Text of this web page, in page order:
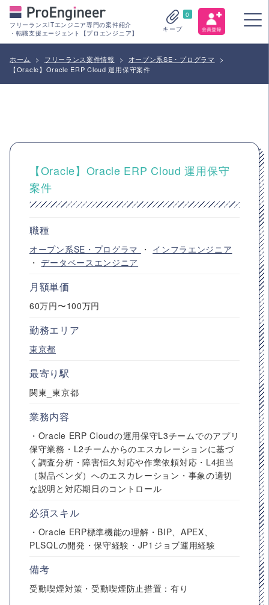
フリーランスITエンジニア専門の案件紹介
・転職支援エージェント【プロエンジニア】
0
キープ
ホーム > フリーランス案件情報 > オープン系SE・プログラマ
>
【Oracle】Oracle ERP Cloud 運用保守案件
【Oracle】Oracle ERP Cloud 運用保守
案件
職種
オープン系SE・プログラマ ・ インフラエンジニア
・データベースエンジニア
月額単価
60万円〜100万円
勤務エリア
東京都
最寄り駅
関東_東京都
業務内容
・Oracle ERP Cloudの運用保守L3チームでのアプリ
保守業務・L2チームからのエスカレーションに基づ
く調査分析・障害恒久対応や作業依頼対応・L4担当
（製品ベンダ）へのエスカレーション・事象の適切
な説明と対応期日のコントロール
必須スキル
・Oracle ERP標準機能の理解・BIP、APEX、
PLSQLの開発・保守経験・JP1ジョブ運用経験
備考
受動喫煙対策・受動喫煙防止措置：有り